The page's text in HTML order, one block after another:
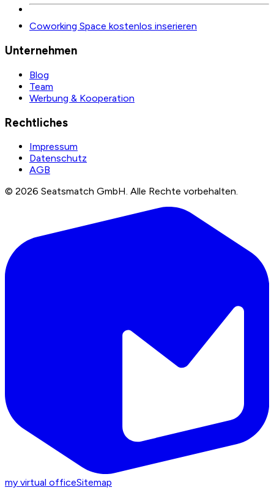
Coworking Space kostenlos inserieren
Unternehmen
Blog
Team
Werbung & Kooperation
Rechtliches
Impressum
Datenschutz
AGB
© 2026 Seatsmatch GmbH. Alle Rechte vorbehalten.
my virtual officeSitemap